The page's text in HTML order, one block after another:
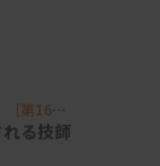
［第16
る技師